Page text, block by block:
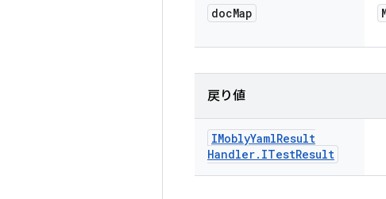
docMap
戻り値
IMoblyYamlResult
Handler. ITestResult